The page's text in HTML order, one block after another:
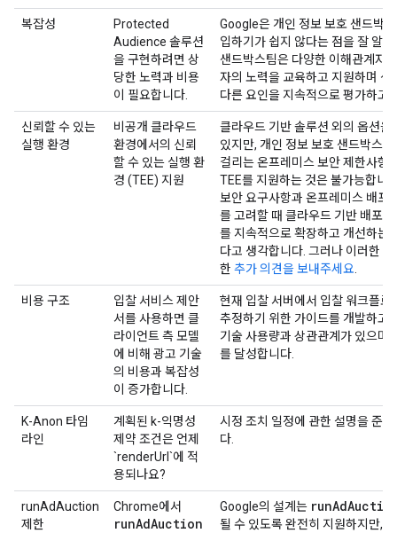
복잡성
Protected
Audience 솔루션
을 구현하려면 상
당한 노력과 비용
이 필요합니다.
Google은 개인 정보 보호 샌드박
입하기가 쉽지 않다는 점을 잘 알
샌드박스팀은 다양한 이해관계자
자의 노력을 교육하고 지원하며
다른 요인을 지속적으로 평가하고
신뢰할 수 있는
실행 환경
비공개 클라우드
환경에서의 신뢰
할 수 있는 실행 환
경 (TEE) 지원
클라우드 기반 솔루션 외의 옵션을
있지만, 개인 정보 보호 샌드박스
걸리는 온프레미스 보안 제한사항
TEE를 지원하는 것은 불가능합니
보안 요구사항과 온프레미스 배포
를 고려할 때 클라우드 기반 배포 (
를 지속적으로 확장하고 개선하는
다고 생각합니다. 그러나 이러한
한 추가 의견을 보내주세요
비용 구조
입찰 서비스 제안
서를 사용하면 클
라이언트 측 모델
에 비해 광고 기술
의 비용과 복잡성
이 증가합니다.
현재 입찰 서버에서 입찰 워크플로
추정하기 위한 가이드를 개발하고
기술 사용량과 상관관계가 있으며
를 달성합니다.
K-Anon 타임
라인
계획된 k-익명성
제약 조건은 언제
`renderUrl`에 적
용되나요?
시정 조치 일정에 관한 설명을 준
다.
runAdAuction
제한
Chrome에서
runAdAuction
Google의 설계는 runAd
될 수 있도록 완전히 지원하지만,